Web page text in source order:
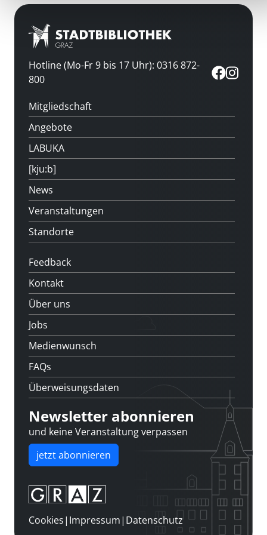
Hotline (Mo-Fr 9 bis 17 Uhr): 0316 872-
800
Mitgliedschaft
Angebote
LABUKA
[kju:b]
News
Veranstaltungen
Standorte
Feedback
Kontakt
Über uns
Jobs
Medienwunsch
FAQs
Überweisungsdaten
Newsletter abonnieren
und keine Veranstaltung verpassen
jetzt abonnieren
Cookies| Impressum| Datenschutz